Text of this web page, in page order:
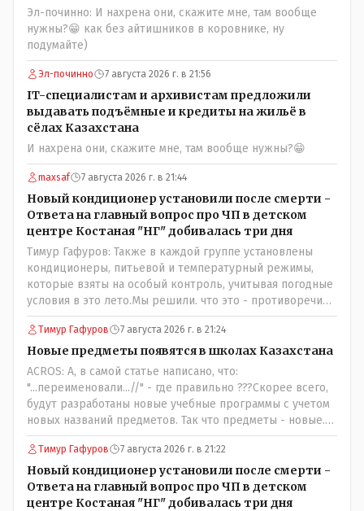
Эл-починно: И нахрена они, скажите мне, там вообще
нужны?😁 как без айтишников в коровнике, ну
подумайте)
Эл-починно 7 августа 2026 г. в 21:56
IT-специалистам и архивистам предложили
выдавать подъёмные и кредиты на жильё в
сёлах Казахстана
И нахрена они, скажите мне, там вообще нужны?😁
maxsaf 7 августа 2026 г. в 21:44
Новый кондиционер установили после смерти -
Ответа на главный вопрос про ЧП в детском
центре Костаная "НГ" добивалась три дня
Тимур Гафуров: Также в каждой группе установлены
кондиционеры, питьевой и температурный режимы,
которые взяты на особый контроль, учитывая погодные
условия в это лето.Мы решили. что это - противоречие.
Вы считаете иначе?Ну тут противоречия нет. Этот
комментарий прозвучал на следующий день после
трагедии, то есть 29 июля, когда спешно установили и
воду, и новые кондиционеры, и впервые поставили
температурный режим на контроль. То есть первая
часть - информация до трагедии, вторая часть -
информация после трагедии, когда все уже было
Тимур Гафуров 7 августа 2026 г. в 21:24
Новые предметы появятся в школах Казахстана
ACROS: А, в самой статье написано, что:
"...переименовали...//" - где правильно ???Скорее всего,
будут разработаны новые учебные программы с учетом
новых названий предметов. Так что предметы - новые.
Хоть и переименованные)
Тимур Гафуров 7 августа 2026 г. в 21:22
Новый кондиционер установили после смерти -
Ответа на главный вопрос про ЧП в детском
центре Костаная "НГ" добивалась три дня